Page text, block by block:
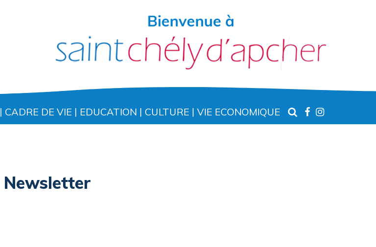
CADRE DE VIE EDUCATION CULTURE VIE ECONOMIQUE RECHERCHE
LIEN
VERSVERS
Newsletter